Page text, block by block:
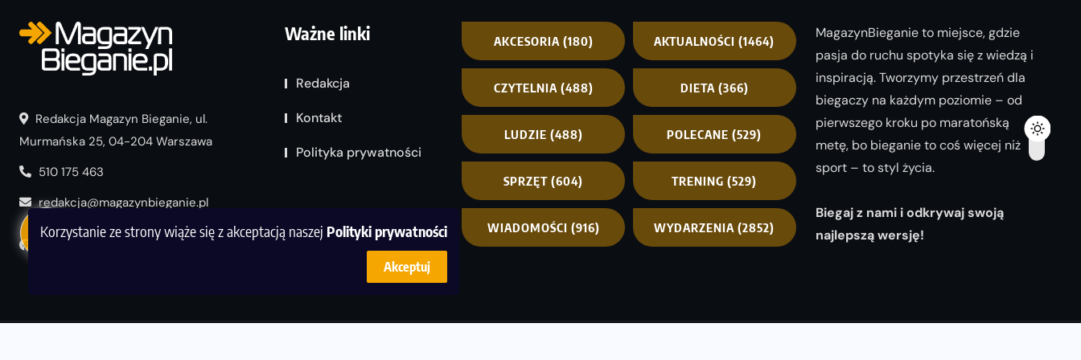
Korzystanie ze strony wiąże się z akceptacją naszej Polityki prywatności
Akceptuj
Redakcja Magazyn Bieganie, ul.
Murmańska 25, 04-204 Warszawa
510 175 463
redakcja@magazynbieganie.pl
Ważne linki
Redakcja
Kontakt
Polityka prywatności
AKCESORIA (180) AKTUALNOŚCI (1464)
CZYTELNIA (488) DIETA (366)
LUDZIE (488) POLECANE (529)
SPRZĘT (604) TRENING (529)
WIADOMOŚCI (916) WYDARZENIA (2852)
MagazynBieganie to miejsce, gdzie
pasja do ruchu spotyka się z wiedzą i
inspiracją. Tworzymy przestrzeń dla
biegaczy na każdym poziomie – od
pierwszego kroku po maratońską
metę, bo bieganie to coś więcej niż
sport – to styl życia.
Biegaj z nami i odkrywaj swoją
najlepszą wersję!